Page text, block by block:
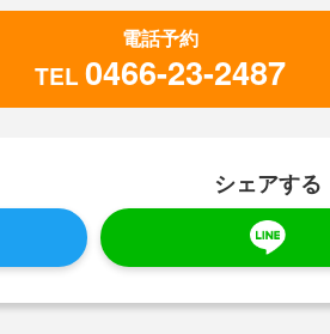
電話予約
TEL 0466-23-2487
シェアする